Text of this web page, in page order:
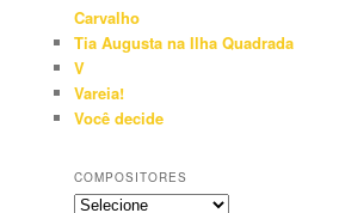
Carvalho
Tia Augusta na Ilha Quadrada
V
Vareia!
Você decide
COMPOSITORES